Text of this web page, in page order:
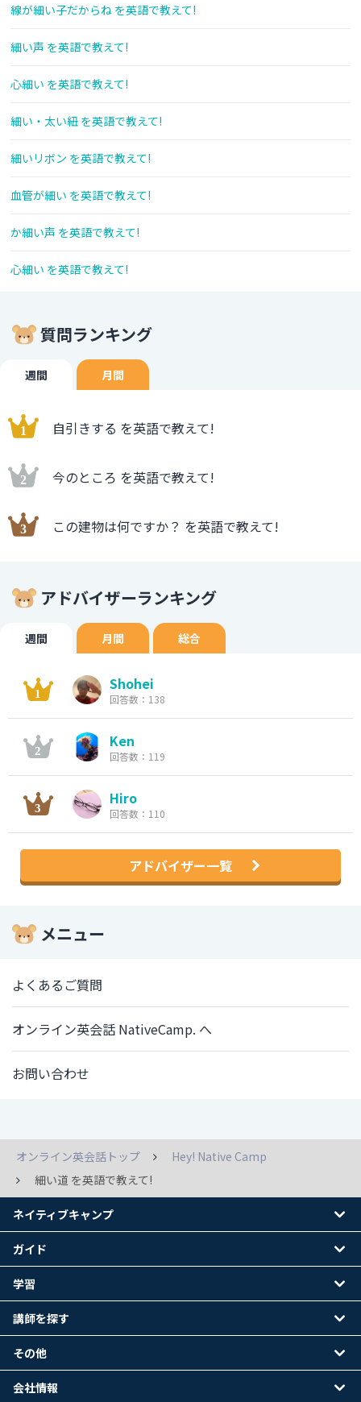
線が細い子だからね を英語で教えて!
細い声 を英語で教えて!
心細い を英語で教えて!
細い・太い紐 を英語で教えて!
細いリボン を英語で教えて!
血管が細い を英語で教えて!
か細い声 を英語で教えて!
心細い を英語で教えて!
質問ランキング
週間 月間
自引きする を英語で教えて!
今のところ を英語で教えて!
この建物は何ですか？ を英語で教えて!
アドバイザーランキング
週間 月間 総合
Shohei
回答数：138
Ken
回答数：119
Hiro
回答数：110
アドバイザー一覧
メニュー
よくあるご質問
オンライン英会話 NativeCamp. へ
お問い合わせ
オンライン英会話トップ
Hey! Native Camp
細い道 を英語で教えて!
ネイティブキャンプ
ガイド
学習
講師を探す
その他
会社情報